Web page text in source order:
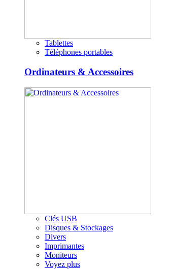
Tablettes
Téléphones portables
Ordinateurs & Accessoires
Clés USB
Disques & Stockages
Divers
Imprimantes
Moniteurs
Voyez plus